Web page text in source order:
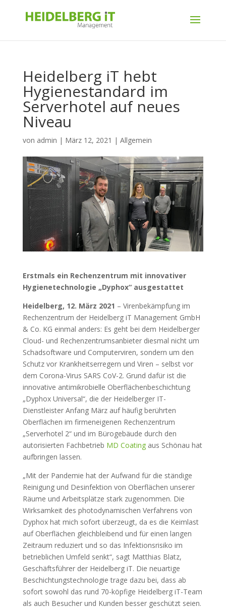
Heidelberg iT hebt
Hygienestandard im
Serverhotel auf neues
Niveau
von admin | März 12, 2021 | Allgemein
Erstmals ein Rechenzentrum mit innovativer
Hygienetechnologie „Dyphox“ ausgestattet
Heidelberg, 12. März 2021 – Virenbekämpfung im
Rechenzentrum der Heidelberg iT Management GmbH
& Co. KG einmal anders: Es geht bei dem Heidelberger
Cloud- und Rechenzentrumsanbieter diesmal nicht um
Schadsoftware und Computerviren, sondern um den
Schutz vor Krankheitserregern und Viren – selbst vor
dem Corona-Virus SARS CoV-2. Grund dafür ist die
innovative antimikrobielle Oberflächenbeschichtung
„Dyphox Universal“, die der Heidelberger IT-
Dienstleister Anfang März auf häufig berührten
Oberflächen im firmeneigenen Rechenzentrum
„Serverhotel 2“ und im Bürogebäude durch den
autorisierten Fachbetrieb MD Coatingaus Schönau hat
aufbringen lassen.
„Mit der Pandemie hat der Aufwand für die ständige
Reinigung und Desinfektion von Oberflächen unserer
Räume und Arbeitsplätze stark zugenommen. Die
Wirksamkeit des photodynamischen Verfahrens von
Dyphox hat mich sofort überzeugt, da es die Keimlast
auf Oberflächen gleichbleibend und für einen langen
Zeitraum reduziert und so das Infektionsrisiko im
betrieblichen Umfeld senkt“, sagt Matthias Blatz,
Geschäftsführer der Heidelberg iT. Die neuartige
Beschichtungstechnologie trage dazu bei, dass ab
sofort sowohl das rund 70-köpfige Heidelberg iT-Team
als auch Besucher und Kunden besser geschützt seien.